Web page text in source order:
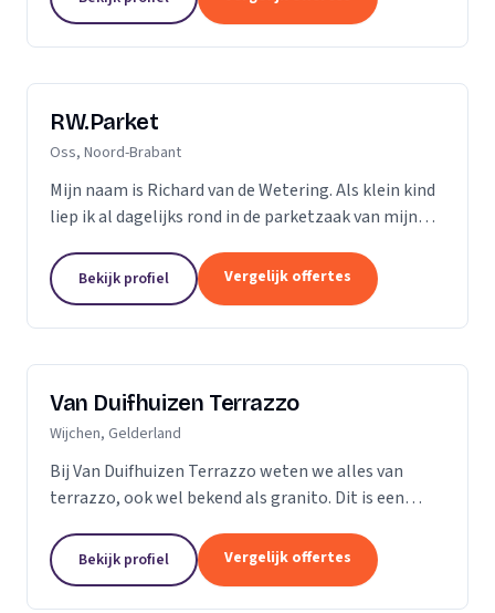
Geen...
RW.Parket
Oss, Noord-Brabant
Mijn naam is Richard van de Wetering. Als klein kind
liep ik al dagelijks rond in de parketzaak van mijn
ook de reden dat ik besloot zelf...
Bekijk profiel Vergelijk offertes
Van Duifhuizen Terrazzo
Wijchen, Gelderland
Bij Van Duifhuizen Terrazzo weten we alles van
terrazzo, ook wel bekend als granito. Dit is een
is in principe te produceren in elke vorm....
Bekijk profiel Vergelijk offertes